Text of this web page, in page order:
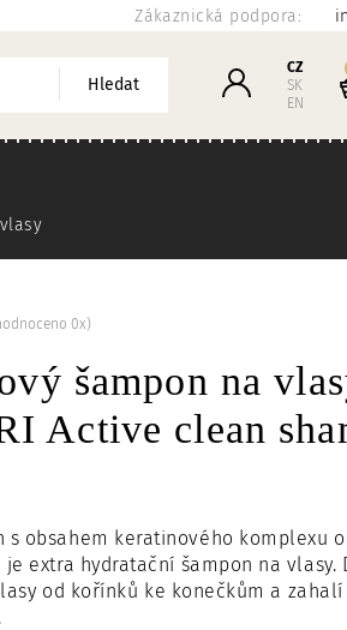
Zákaznická podpora:
Hledat Přihlášení
CZ
SK
EN
šampon na
Active clean
0x)
s obsahem keratinového komplexu
je extra hydratační šampon na vlasy.
od kořínků ke konečkům a zahalí